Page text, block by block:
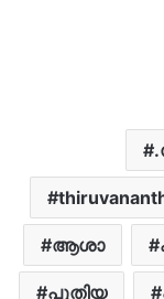
ആശാ
പുതിയ